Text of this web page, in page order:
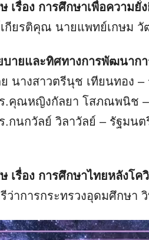
เรื่อง การศึกษาเพื่อความยั่
เกียรติคุณ นายแพทย์เกษม
บายและทิศทางการพัฒนาก
นางสาวตรีนุช เทียนทอง –
.คุณหญิงกัลยา โสภณพนิช –
.กนกวัลย์ วิลาวัลย์ – รัฐมนต
เรื่อง การศึกษาไทยหลังโค
ว่าการกระทรวงอุดมศึกษา